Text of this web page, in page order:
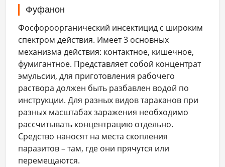
Фуфанон
Фосфороорганический инсектицид с широким
спектром действия. Имеет 3 основных
механизма действия: контактное, кишечное,
фумигантное. Представляет собой концентрат
эмульсии, для приготовления рабочего
раствора должен быть разбавлен водой по
инструкции. Для разных видов тараканов при
разных масштабах заражения необходимо
рассчитывать концентрацию отдельно.
Средство наносят на места скопления
паразитов – там, где они прячутся или
перемещаются.